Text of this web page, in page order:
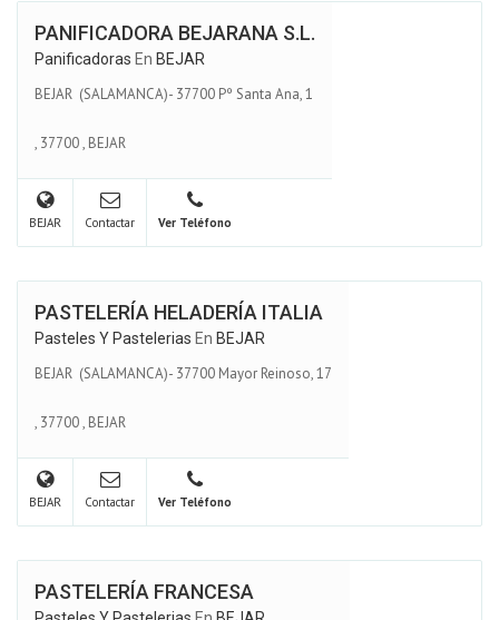
PANIFICADORA BEJARANA S.L.
Panificadoras En BEJAR
BEJAR (SALAMANCA)- 37700 Pº Santa Ana, 1
, 37700, BEJAR
BEJAR Contactar Ver Teléfono
PASTELERÍA HELADERÍA ITALIA
Pasteles Y Pastelerias En BEJAR
BEJAR (SALAMANCA)- 37700 Mayor Reinoso, 17
, 37700, BEJAR
BEJAR Contactar Ver Teléfono
PASTELERÍA FRANCESA